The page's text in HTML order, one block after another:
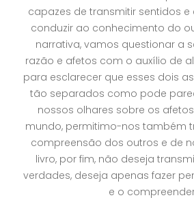
capazes de transmitir sentidos e
conduzir ao conhecimento do
narrativa, vamos questionar a
razão e afetos com o auxílio de
para esclarecer que esses dois
tão separados como pode
nossos olhares sobre os
mundo, permitimo-nos também
compreensão dos outros e de
livro, por fim, não deseja
verdades, deseja apenas fazer
e o